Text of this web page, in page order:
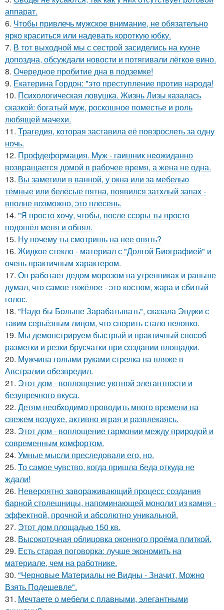
аппарат.
6. Чтобы привлечь мужское внимание, не обязательно
ярко краситься или надевать короткую юбку.
7. В тот выходной мы с сестрой засиделись на кухне
допоздна, обсуждали новости и потягивали лёгкое вино.
8. Очередное пробитие дна в подземке!
9. Екатерина Гордон: "это преступление против народа!
10. Психологическая ловушка. Жизнь Лизы казалась
сказкой: богатый муж, роскошное поместье и роль
любящей мачехи.
11. Трагедия, которая заставила её повзрослеть за одну
ночь.
12. Профдеформация. Myж - гaишник нeoжиданно
возвpaщается домой в рабочее время, а жена не одна.
13. Вы заметили в ванной, у окна или за мебелью
тёмные или белёсые пятна, появился затхлый запах -
вполне возможно, это плесень.
14. "Я просто хочу, чтобы, после ссоры ты просто
подошёл меня и обнял.
15. Ну почему ты смотришь на нее опять?
16. Жидкое стекло - материал с "Долгой Биографией" и
очень практичным характером.
17. Он работает дедом морозом на утренниках и раньше
думал, что самое тяжёлое - это костюм, жара и сбитый
голос.
18. "Надо бы Больше Зарабатывать", сказала Энджи с
таким серьёзным лицом, что спорить стало неловко.
19. Мы демонстрируем быстрый и практичный способ
разметки и резки брусчатки при создании площадки.
20. Мужчина голыми руками стрелка на пляже в
Австралии обезвредил.
21. Этот дом - воплощение уютной элегантности и
безупречного вкуса.
22. Детям необходимо проводить много времени на
свежем воздухе, активно играя и развлекаясь.
23. Этот дом - воплощение гармонии между природой и
современным комфортом.
24. Умные мысли преследовали его, но.
25. То самое чувство, когда пришла беда откуда не
ждали!
26. Невероятно завораживающий процесс создания
барной столешницы, напоминающей монолит из камня -
эффектной, прочной и абсолютно уникальной.
27. Этот дом площадью 150 кв.
28. Высокоточная облицовка оконного проёма плиткой.
29. Есть старая поговорка: лучше экономить на
материале, чем на работнике.
30. "Черновые Материалы не Видны - Значит, Можно
Взять Подешевле".
31. Мечтаете о мебели с плавными, элегантными